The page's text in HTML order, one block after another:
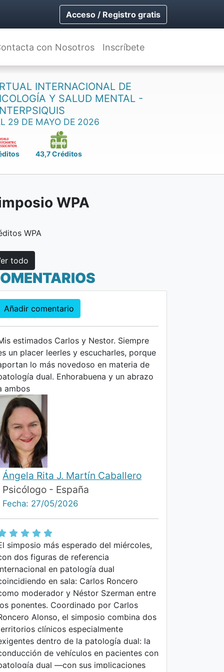
Acceso / Registro gratis
con Nosotros Inscríbete
INTERNACIONAL DE
Y SALUD MENTAL -
29 DE MAYO DE 2026
43,7 Créditos
WPA
WPA
todo
Añadir comentario
estimados Carlos y Nestor. Siempre
un placer leerles y escucharles, porque
lo más novedoso en materia de
dual. Enhorabuena y un abrazo
ambos
Ángela Rita J. Martín Caballero
Psicólogo - España
Fecha: 27/05/2026
simposio más esperado del miércoles,
dos figuras de referencia
en patología dual
en sala: Carlos Roncero
moderador y Néstor Szerman entre
ponentes. Coordinado por Carlos
Alonso, el simposio combina dos
clínicos especialmente
dentro de la patología dual: la
de vehículos en pacientes con
dual —con sus implicaciones